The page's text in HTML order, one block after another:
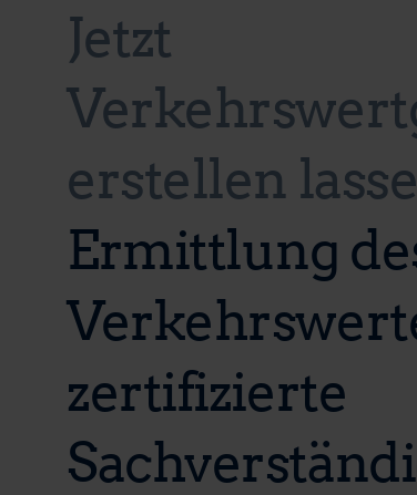
Jetzt
erstellen
Ermittlung
zertifizierte